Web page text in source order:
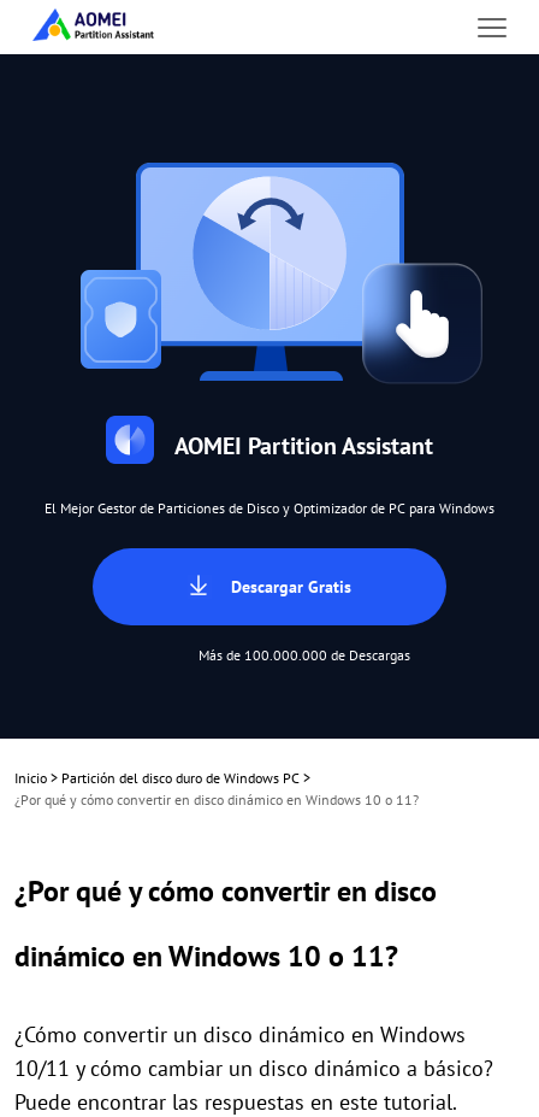
AOMEI Partition Assistant
El Mejor Gestor de Particiones de Disco y Optimizador de PC para Windows
Descargar Gratis
Más de 100.000.000 de Descargas
Inicio > Partición del disco duro de Windows PC >
¿Por qué y cómo convertir en disco dinámico en Windows 10 o 11?
¿Por qué y cómo convertir en disco
dinámico en Windows 10 o 11?
¿Cómo convertir un disco dinámico en Windows
10/11 y cómo cambiar un disco dinámico a básico?
Puede encontrar las respuestas en este tutorial.